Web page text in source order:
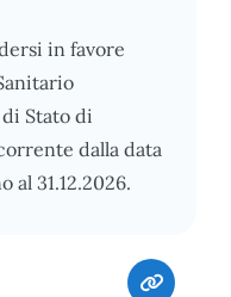
in favore
Stato di
dalla data
31.12.2026.